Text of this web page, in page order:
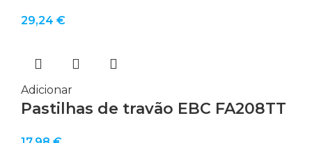
29,24 €
Adicionar
Pastilhas de travão EBC FA208TT